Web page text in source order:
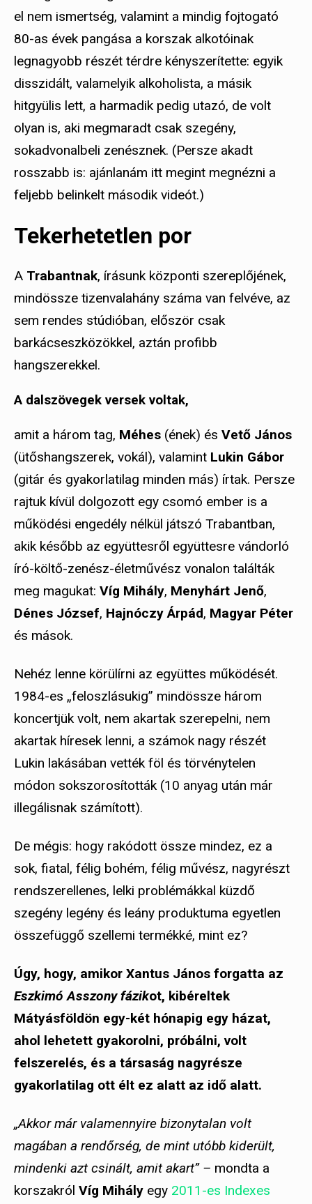
el nem ismertség, valamint a mindig fojtogató
80-as évek pangása a korszak alkotóinak
legnagyobb részét térdre kényszerítette: egyik
disszidált, valamelyik alkoholista, a másik
hitgyülis lett, a harmadik pedig utazó, de volt
olyan is, aki megmaradt csak szegény,
sokadvonalbeli zenésznek. (Persze akadt
rosszabb is: ajánlanám itt megint megnézni a
feljebb belinkelt második videót.)
Tekerhetetlen por
A Trabantnak, írásunk központi szereplőjének,
mindössze tizenvalahány száma van felvéve, az
sem rendes stúdióban, először csak
barkácseszközökkel, aztán profibb
hangszerekkel.
A dalszövegek versek voltak,
amit a három tag, Méhes (ének) és Vető János
(ütőshangszerek, vokál), valamint Lukin Gábor
(gitár és gyakorlatilag minden más) írtak. Persze
rajtuk kívül dolgozott egy csomó ember is a
működési engedély nélkül játszó Trabantban,
akik később az együttesről együttesre vándorló
író-költő-zenész-életművész vonalon találták
meg magukat: Víg Mihály, Menyhárt Jenő,
Dénes József, Hajnóczy Árpád, Magyar Péter
és mások.
Nehéz lenne körülírni az együttes működését.
1984-es „feloszlásukig” mindössze három
koncertjük volt, nem akartak szerepelni, nem
akartak híresek lenni, a számok nagy részét
Lukin lakásában vették föl és törvénytelen
módon sokszorosították (10 anyag után már
illegálisnak számított).
De mégis: hogy rakódott össze mindez, ez a
sok, fiatal, félig bohém, félig művész, nagyrészt
rendszerellenes, lelki problémákkal küzdő
szegény legény és leány produktuma egyetlen
összefüggő szellemi termékké, mint ez?
Úgy, hogy, amikor Xantus János forgatta az
Eszkimó Asszony fázikot, kibéreltek
Mátyásföldön egy-két hónapig egy házat,
ahol lehetett gyakorolni, próbálni, volt
felszerelés, és a társaság nagyrésze
gyakorlatilag ott élt ez alatt az idő alatt.
„Akkor már valamennyire bizonytalan volt
magában a rendőrség, de mint utóbb kiderült,
mindenki azt csinált, amit akart” – mondta a
korszakról Víg Mihály egy 2011-es Indexes